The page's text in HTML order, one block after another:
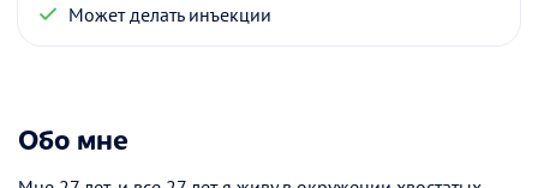
Может делать инъекции
Обо мне